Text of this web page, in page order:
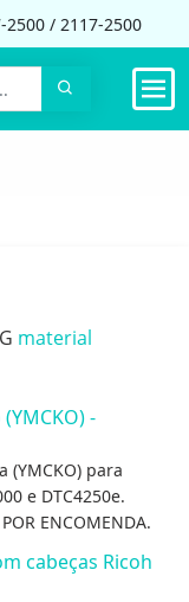
2500 / 2117-2500
material
-
(YMCKO) para
e DTC4250e.
ENCOMENDA.
cabeças Ricoh